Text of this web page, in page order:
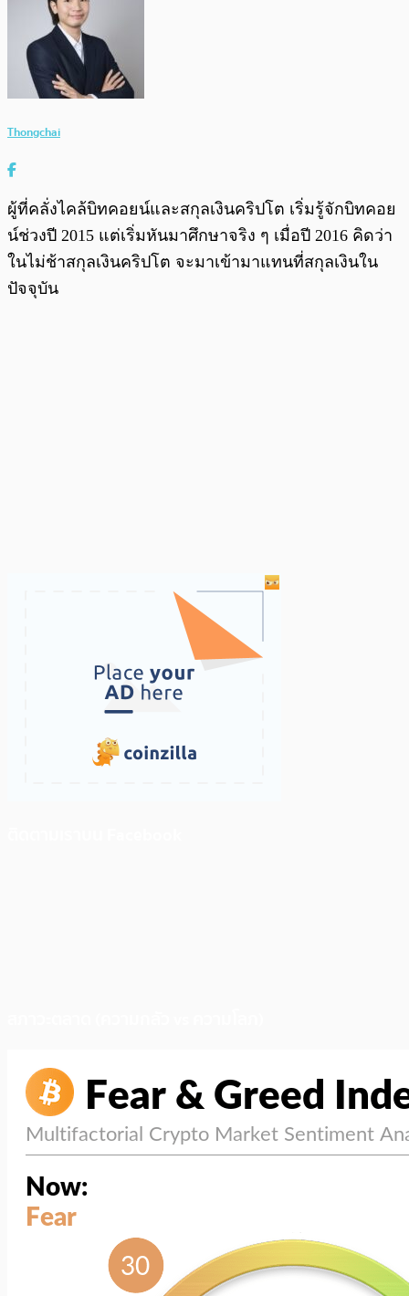
Thongchai
ผู้ที่คลั่งไคล้บิทคอยน์และสกุลเงินคริปโต เริ่มรู้จักบิทคอย
น์ช่วงปี 2015 แต่เริ่มหันมาศึกษาจริง ๆ เมื่อปี 2016 คิดว่า
ในไม่ช้าสกุลเงินคริปโต จะมาเข้ามาแทนที่สกุลเงินใน
ปัจจุบัน